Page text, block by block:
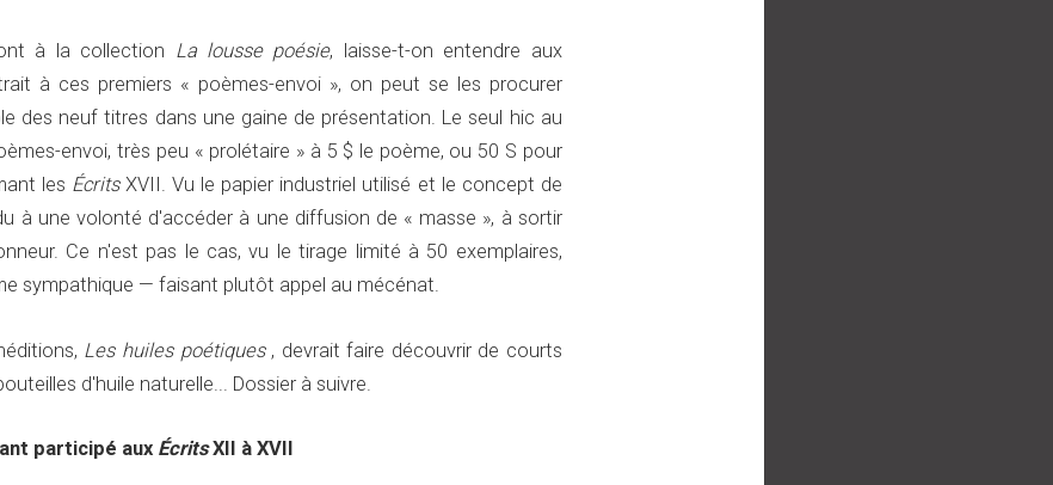
à la collection La lousse poésie, laisse-t-on entendre aux
à ces premiers « poèmes-envoi », on peut se les procurer
des neuf titres dans une gaine de présentation. Le seul hic au
envoi, très peu « prolétaire » à 5 $ le poème, ou 50 S pour
les ÉcritsXVII. Vu le papier industriel utilisé et le concept de
à une volonté d'accéder à une diffusion de « masse », à sortir
Ce n'est pas le cas, vu le tirage limité à 50 exemplaires,
sympathique — faisant plutôt appel au mécénat.
Les huiles poétiques , devrait faire découvrir de courts
d'huile naturelle... Dossier à suivre.
participé aux ÉcritsXII à XVII